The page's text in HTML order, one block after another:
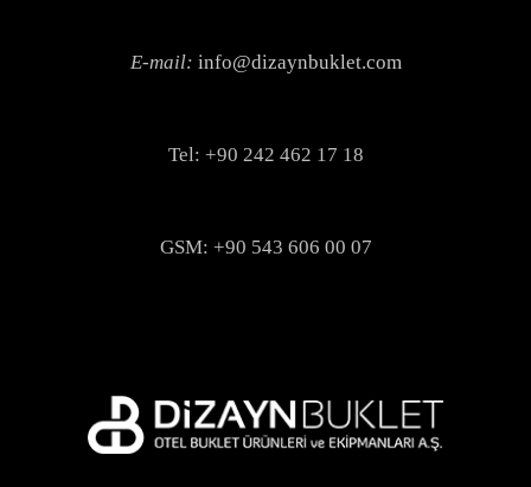
E-mail: info@dizaynbuklet.com
Tel: +90 242 462 17 18
GSM: +90 543 606 00 07